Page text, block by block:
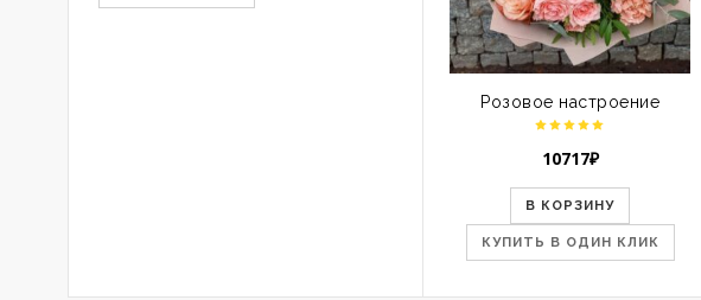
Розовое настроение
10717₽
В КОРЗИНУ
КУПИТЬ В ОДИН КЛИК